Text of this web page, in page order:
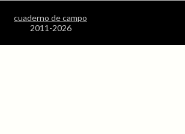
cuaderno de campo
2011-2026